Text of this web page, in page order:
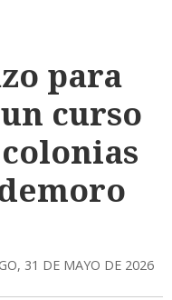
para
curso
31 DE MAYO DE 2026